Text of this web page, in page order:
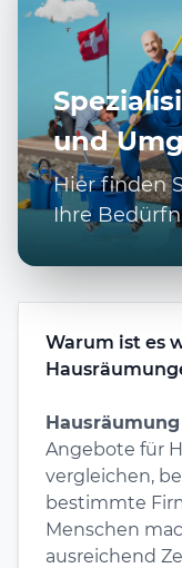
und
Hier finden
Ihre
Warum ist es
Angebote für
vergleichen,
bestimmte
Menschen
ausreichend